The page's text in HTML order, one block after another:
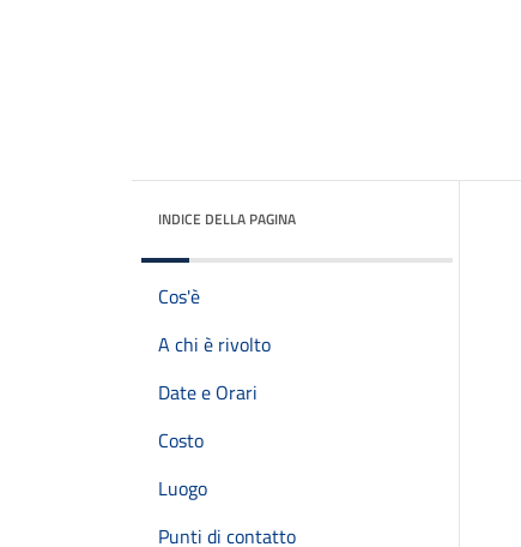
INDICE DELLA PAGINA
Cos'è
A chi è rivolto
Date e Orari
Costo
Luogo
Punti di contatto